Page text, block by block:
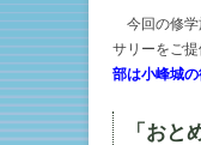
今回の修学
サリーをご提
部は小峰城の
「お